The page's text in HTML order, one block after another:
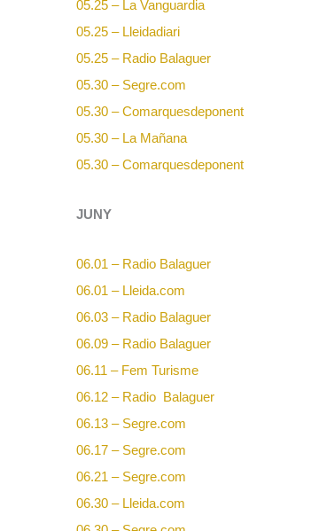
05.25 – La Vanguardia
05.25 – Lleidadiari
05.25 – Radio Balaguer
05.30 – Segre.com
05.30 – Comarquesdeponent
05.30 – La Mañana
05.30 – Comarquesdeponent
JUNY
06.01 – Radio Balaguer
06.01 – Lleida.com
06.03 – Radio Balaguer
06.09 – Radio Balaguer
06.11 – Fem Turisme
06.12 – Radio Balaguer
06.13 – Segre.com
06.17 – Segre.com
06.21 – Segre.com
06.30 – Lleida.com